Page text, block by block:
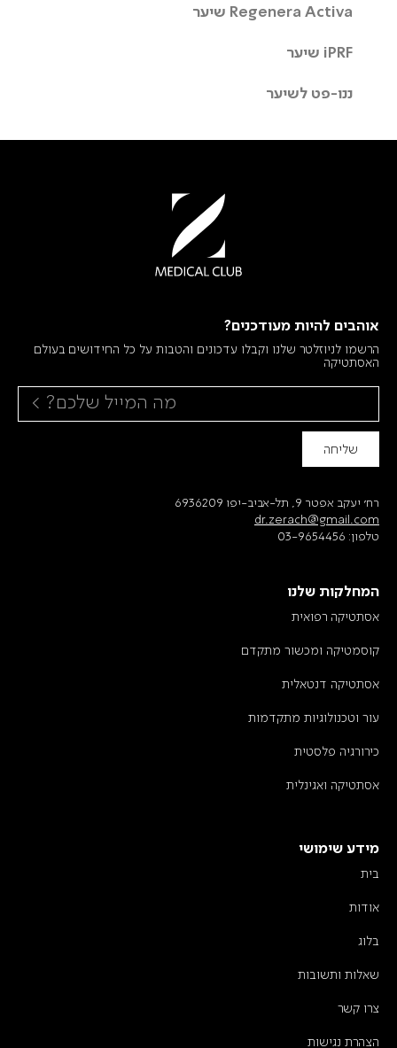
Regenera Activa שיער
iPRF שיער
ננו-פט לשיער
אוהבים להיות מעודכנים?
הרשמו לניוזלטר שלנו וקבלו עדכונים והטבות על כל החידושים בעולם
האסתטיקה
שליחה
רח׳ יעקב אפטר 9, תל-אביב-יפו 6936209
dr.zerach@gmail.com
טלפון: 03-9654456
המחלקות שלנו
אסתטיקה רפואית
קוסמטיקה ומכשור מתקדם
אסתטיקה דנטאלית
עור וטכנולוגיות מתקדמות
כירורגיה פלסטית
אסתטיקה ואגינלית
מידע שימושי
בית
אודות
בלוג
שאלות ותשובות
צרו קשר
הצהרת נגישות